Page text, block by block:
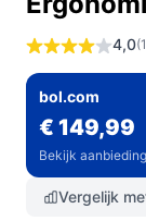
4,0
bol.com
€ 149,99
Bekijk aanbieding
Vergelijk